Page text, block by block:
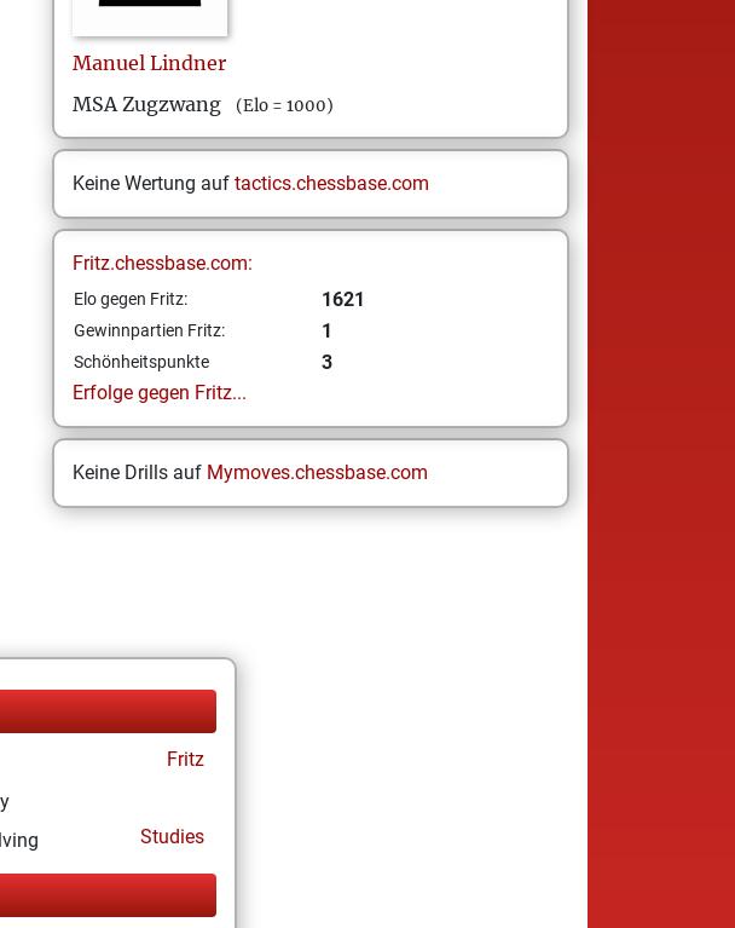
Manuel Lindner
MSA Zugzwang
(Elo = 1000)
Keine Wertung auf tactics.chessbase.com
Fritz.chessbase.com:
Elo gegen Fritz: 1621
Gewinnpartien Fritz: 1
Schönheitspunkte
3
Erfolge gegen Fritz...
Keine Drills auf Mymoves.chessbase.com
Fritz
Studies